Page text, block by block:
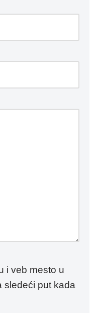
i veb mesto u
sledeći put kada